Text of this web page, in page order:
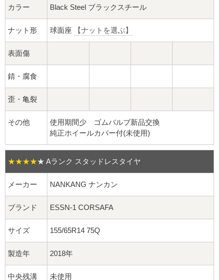
ショート平面ナット
ロング球面ナット
ショート球面ナット
貫通ナット
袋ナット
ロング袋ナット
ショート袋ナット
スチール鉄ホイール
持ち込み交換工賃
カラー Black Steel ブラックスチール
ナット形 球面座 【ナットを選ぶ】
表面傷
錆・腐食
歪・亀裂
その他
使用期間少 ゴムバルブ新品交換
純正ホイールカバー付(未使用)
★★★★★ Aランク スタッドレスタイヤ
メーカー NANKANG ナンカン
ブランド ESSN-1 CORSAFA
サイズ 155/65R14 75Q
製造年 2018年
中央残溝 未使用